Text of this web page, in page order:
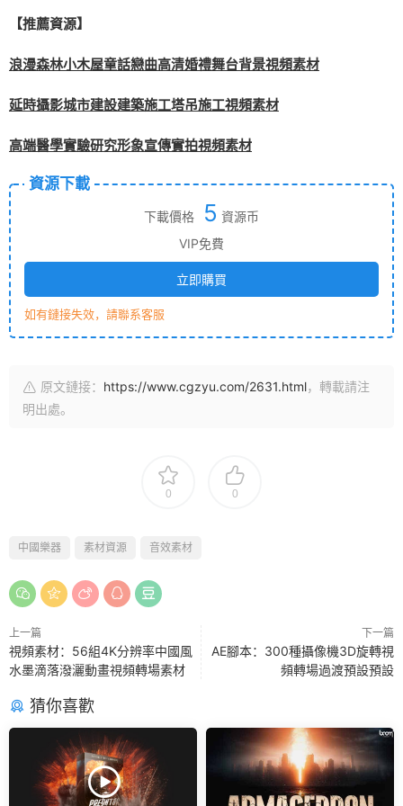
【推薦資源】
浪漫森林小木屋童話戀曲高清婚禮舞台背景視頻素材
延時攝影城市建設建築施工塔吊施工視頻素材
高端醫學實驗研究形象宣傳實拍視頻素材
資源下載
下載價格 5 資源币
VIP免費
立即購買
如有鏈接失效，請聯系客服
原文鏈接： https://www.cgzyu.com/2631.html，轉載請注
明出處。
0 0
中國樂器 素材資源 音效素材
上一篇
視頻素材：56組4K分辨率中國風
水墨滴落潑灑動畫視頻轉場素材
下一篇
AE腳本：300種攝像機3D旋轉視
頻轉場過渡預設預設
猜你喜歡